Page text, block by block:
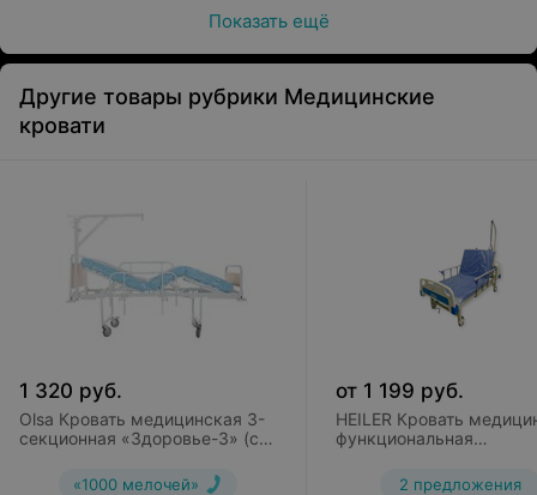
Показать ещё
Другие товары рубрики Медицинские
кровати
1 320 руб.
Olsa Кровать медицинская 3-
секционная «Здоровье-3» (с
«1000 мелочей»
от 1 199 руб.
HEILER Кровать
функциональная
2 предложения